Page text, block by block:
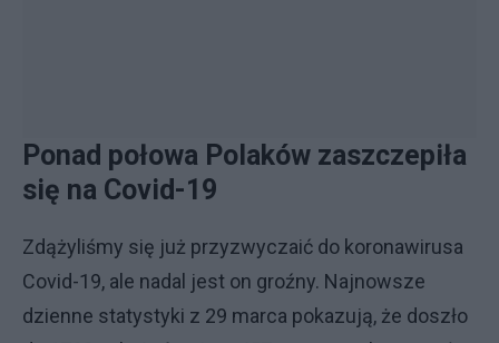
Ponad połowa Polaków zaszczepiła
się na Covid-19
Zdążyliśmy się już przyzwyczaić do koronawirusa
Covid-19, ale nadal jest on groźny. Najnowsze
dzienne statystyki z 29 marca pokazują, że doszło